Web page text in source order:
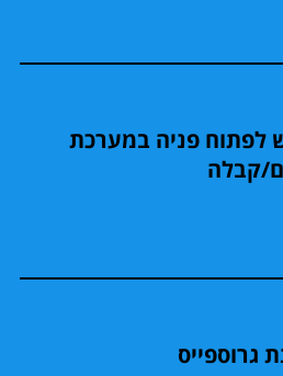
לפתוח פניה במערכת
קבלה
גרוספייס